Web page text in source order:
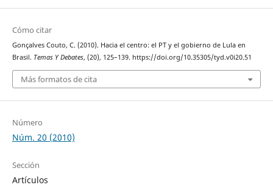
Cómo citar
Gonçalves Couto, C. (2010). Hacia el centro: el PT y el gobierno de Lula en
Brasil. Temas Y Debates, (20), 125–139. https://doi.org/10.35305/tyd.v0i20.51
Más formatos de cita
Número
Núm. 20 (2010)
Sección
Artículos